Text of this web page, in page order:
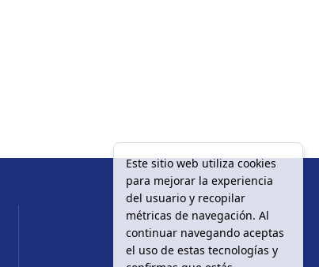
Este sitio web utiliza cookies
para mejorar la experiencia
del usuario y recopilar
métricas de navegación. Al
continuar navegando aceptas
el uso de estas tecnologías y